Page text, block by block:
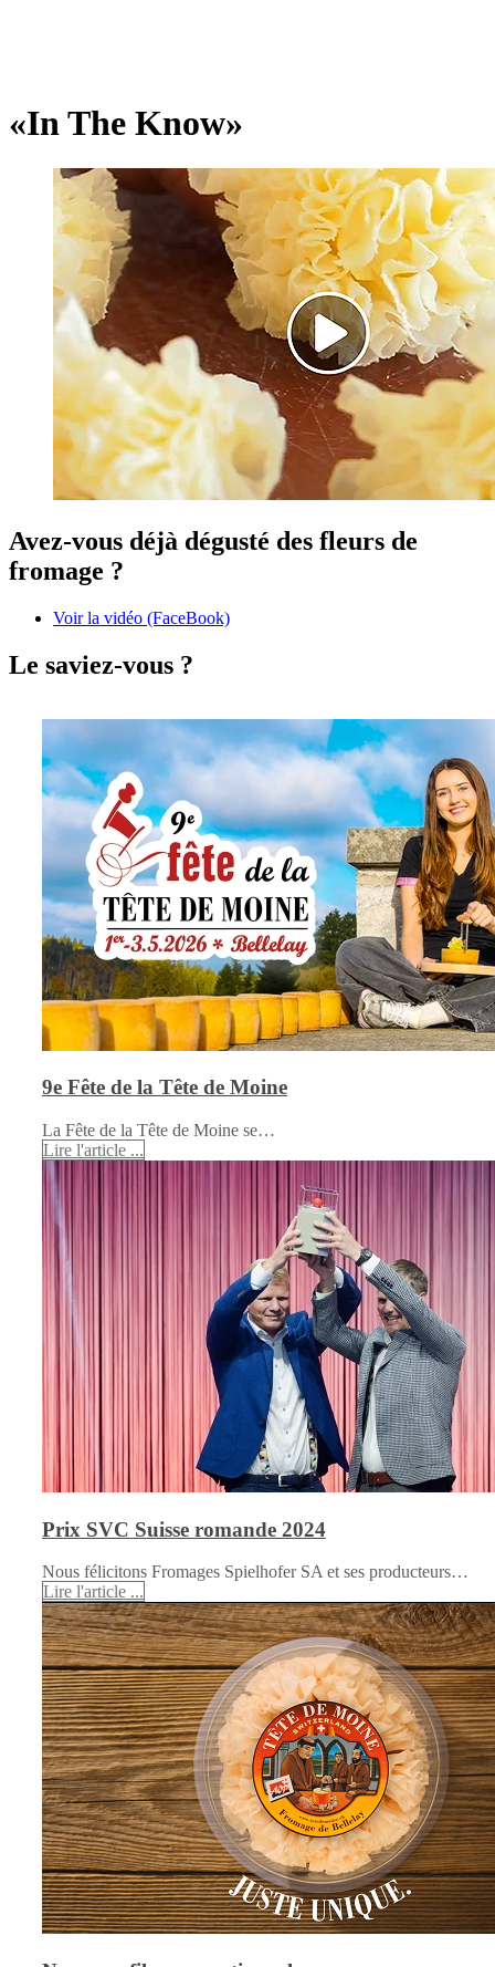
«In The Know»
Avez-vous déjà dégusté des fleurs de
fromage ?
Voir la vidéo (FaceBook)
Le saviez-vous ?
9e Fête de la Tête de Moine
La Fête de la Tête de Moine se…
Lire l'article ...
Prix SVC Suisse romande 2024
Nous félicitons Fromages Spielhofer SA et ses producteurs…
Lire l'article ...